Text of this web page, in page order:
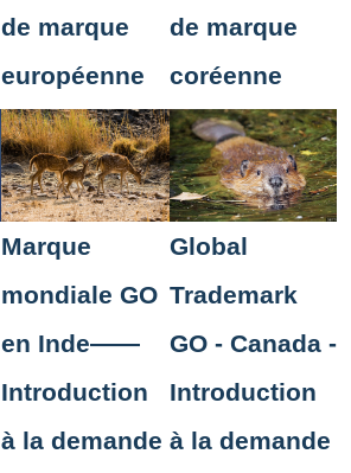
de marque
européenne
de marque
coréenne
Marque
mondiale GO
en Inde——
Introduction
à la demande
Global
Trademark
GO - Canada -
Introduction
à la demande